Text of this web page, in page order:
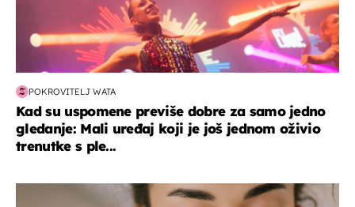
POKROVITELJ WATA
Kad su uspomene previše dobre za samo jedno
gledanje: Mali uređaj koji je još jednom oživio
trenutke s ple...
moda & ljepota